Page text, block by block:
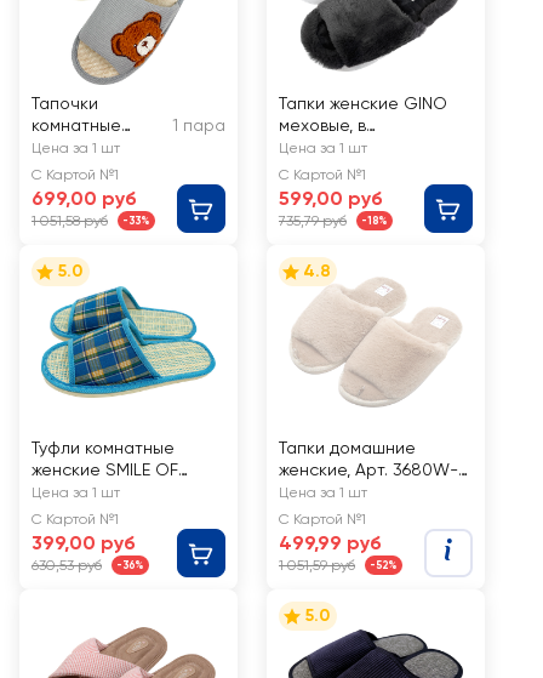
Тапочки
комнатные
женские SMILE
OF MILADY
открытые, в
ассортименте,
Арт. А-78-289-
07.7
1 пара
Цена за 1 шт
С Картой №1
699,00 руб
1 051,58 руб -33%
Тапки женские GINO
меховые, в
ассортименте, Арт.
GTW02005-06
Цена за 1 шт
С Картой №1
599,00 руб
735,79 руб -18%
5.0
Туфли комнатные
женские SMILE OF
MILADY открытые р.
36–41, Арт. А-90-001
Цена за 1 шт
С Картой №1
399,00 руб
630,53 руб -36%
4.8
Тапки домашние
женские, Арт. 3680W-
CH-O
Цена за 1 шт
С Картой №1
499,99 руб
1 051,59 руб -52%
5.0